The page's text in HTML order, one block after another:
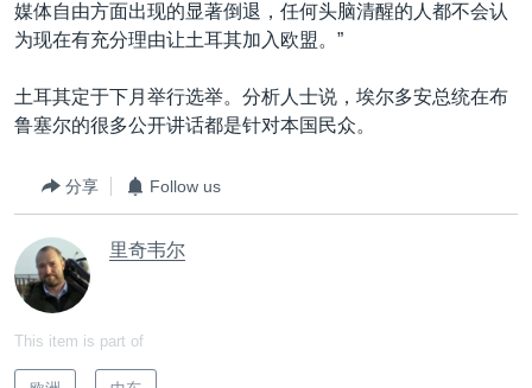
媒体自由方面出现的显著倒退，任何头脑清醒的人都不会认
为现在有充分理由让土耳其加入欧盟。”
土耳其定于下月举行选举。分析人士说，埃尔多安总统在布
鲁塞尔的很多公开讲话都是针对本国民众。
分享 Follow us
里奇韦尔
This item is part of